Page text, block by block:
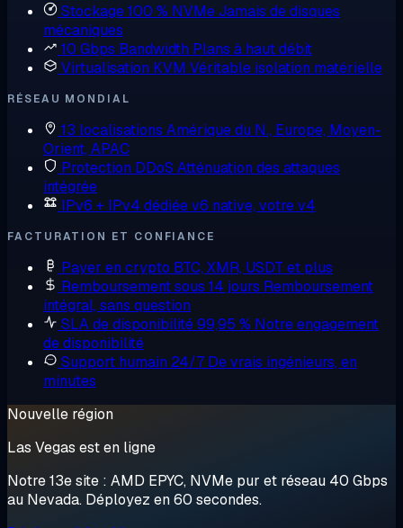
Stockage 100 % NVMeJamais de disques
mécaniques
10 Gbps Bandwidth Plans à haut débit
Virtualisation KVM Véritable isolation matérielle
RÉSEAU MONDIAL
13 localisations Amérique du N., Europe, Moyen-
Orient, APAC
Protection DDoS Atténuation des attaques
intégrée
IPv6 + IPv4 dédiéev6 native, votre v4
FACTURATION ET CONFIANCE
Payer en crypto BTC, XMR, USDT et plus
Remboursement sous 14 jours Remboursement
intégral, sans question
SLA de disponibilité 99,95 % Notre engagement
de disponibilité
Support humain 24/7 De vrais ingénieurs, en
minutes
Nouvelle région
Las Vegas est en ligne
Notre 13e site : AMD EPYC, NVMe pur et réseau 40 Gbps
au Nevada. Déployez en 60 secondes.